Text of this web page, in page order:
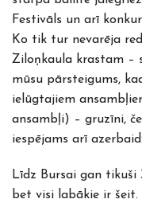
Festivāls un arī
Ko tik tur nevarēja
Ziloņkaula krastam –
mūsu pārsteigums,
ielūgtajiem
ansambļi) – gruzīni,
iespējams arī
Līdz Bursai gan tikuši
bet visi labākie ir šeit.